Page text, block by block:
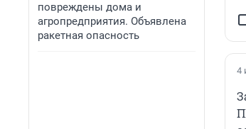
повреждены дома и
агропредприятия. Объявлена
ракетная опасность
4